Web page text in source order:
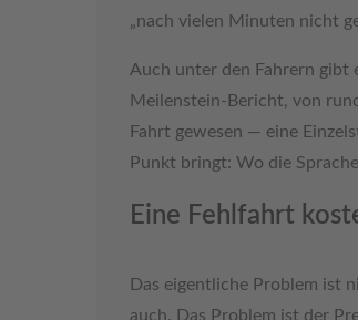
„nach vielen Minuten nicht
Auch unter den Fahrern gibt
Meilenstein-Bericht, von
Fahrt gewesen — eine
Punkt bringt: Wo die
Eine Fehlfahrt
Das eigentliche Problem ist
auch. Das Problem ist der